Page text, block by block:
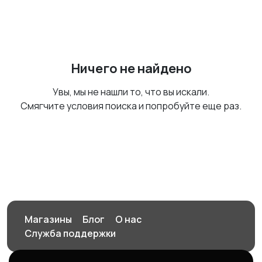
Ничего не найдено
Увы, мы не нашли то, что вы искали.
Смягчите условия поиска и попробуйте еще раз.
Магазины Блог
О нас
Служба поддержки